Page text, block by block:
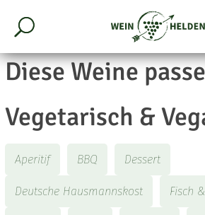
Diese Weine
Vegetarisch &
Aperitif BBQ Dessert
Deutsche Hausmannskost Fisch